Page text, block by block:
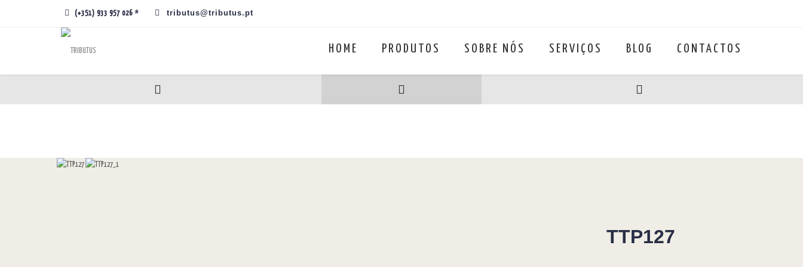
(+351) 933 957 026 * tributus@tributus.pt
HOME PRODUTOS SOBRE NÓS SERVIÇOS BLOG CONTACTOS
TTP127